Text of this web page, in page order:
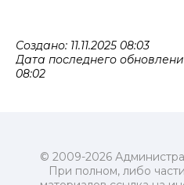
Создано: 11.11.2025 08:03
Дата последнего
08:02
© 2009-2026
При полном, либо